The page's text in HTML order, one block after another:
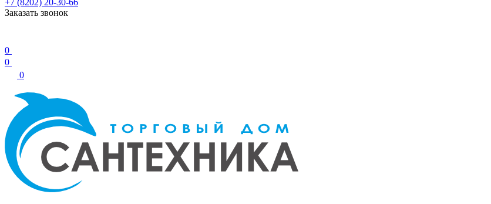
+7 (8202) 20‑30-66
Заказать звонок
0
0
0